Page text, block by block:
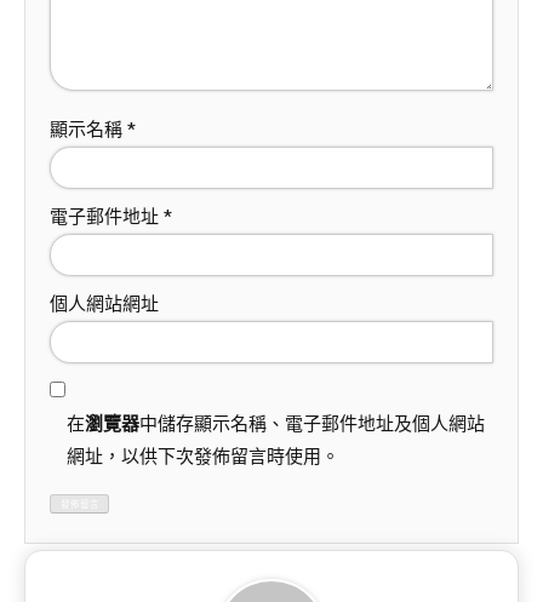
顯示名稱 *
電子郵件地址 *
個人網站網址
在瀏覽器中儲存顯示名稱、電子郵件地址及個人網站
網址，以供下次發佈留言時使用。